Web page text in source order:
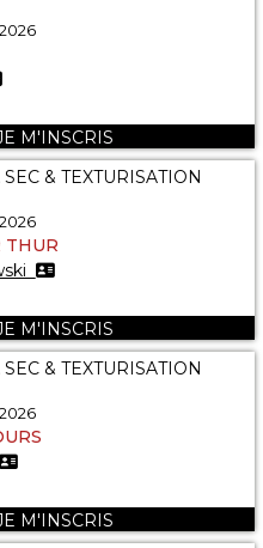
M'INSCRIS
& TEXTURISATION
THUR
M'INSCRIS
& TEXTURISATION
M'INSCRIS